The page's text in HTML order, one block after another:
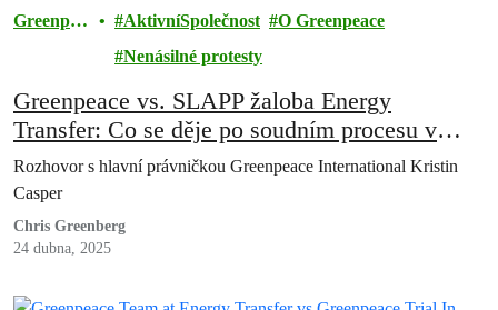
Greenpea
AktivníSpolečnost
O Greenpeace
Nenásilné protesty
Greenpeace vs. SLAPP žaloba Energy
Transfer: Co se děje po soudním procesu v
Severní Dakotě?
Rozhovor s hlavní právničkou Greenpeace International Kristin
Casper
Chris Greenberg
24 dubna, 2025